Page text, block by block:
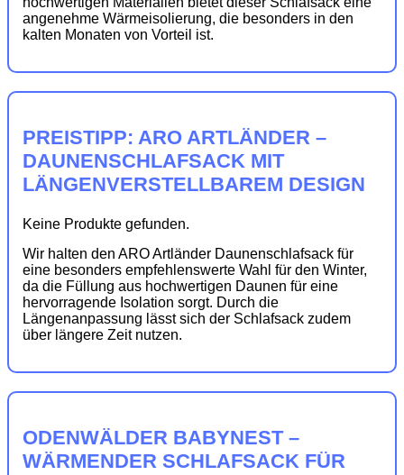
angenehme Wärmeisolierung, die besonders in den
kalten Monaten von Vorteil ist.
PREISTIPP: ARO ARTLÄNDER –
DAUNENSCHLAFSACK MIT
LÄNGENVERSTELLBAREM DESIGN
Keine Produkte gefunden.
Wir halten den ARO Artländer Daunenschlafsack für
eine besonders empfehlenswerte Wahl für den Winter,
da die Füllung aus hochwertigen Daunen für eine
hervorragende Isolation sorgt. Durch die
Längenanpassung lässt sich der Schlafsack zudem
über längere Zeit nutzen.
ODENWÄLDER BABYNEST –
WÄRMENDER SCHLAFSACK FÜR